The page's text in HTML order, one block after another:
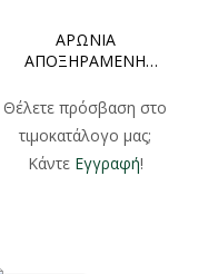
ΑΡΩΝΙΑ
ΑΠΟΞΗΡΑΜΕΝΗ
Θέλετε πρόσβαση στο
τιμοκατάλογο μας;
Κάντε Εγγραφή!